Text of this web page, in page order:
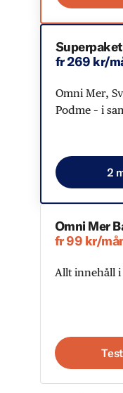
fr 269 kr/
Omni Mer,
Podme – i
2
Omni Mer
fr 99 kr/
Allt innehåll i